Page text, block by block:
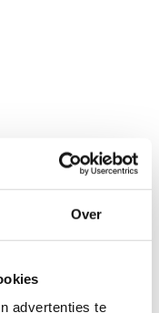
Over
advertenties te